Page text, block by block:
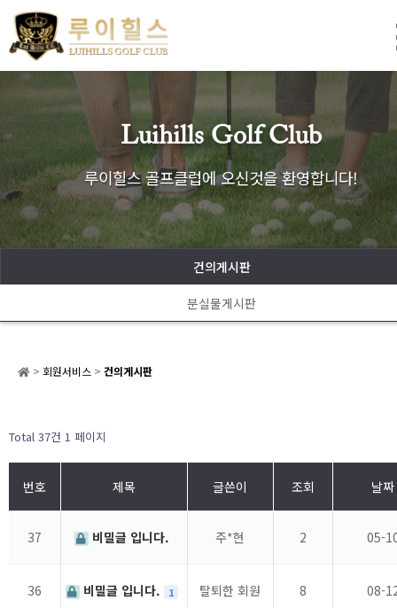
Luihills Golf Club
루이힐스 골프클럽에 오신것을 환영합니다!
건의게시판
분실물게시판
> 회원서비스 > 건의게시판
Total 37건 1 페이지
번호 제목 글쓴이 조회 날짜
37 비밀글 입니다. 주*현 2 05-
36 비밀글 입니다. 1 탈퇴한 회원 8 08-